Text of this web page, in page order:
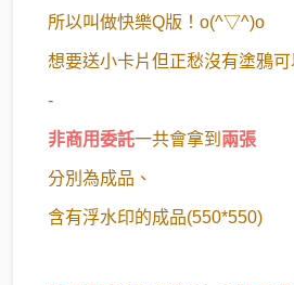
所以叫做快樂Q版！o(^▽^)o
想要送小卡片但正愁沒有塗鴉
-
非商用委託一共會拿到 兩張
分別為成品、
含有浮水印的成品(550*550)